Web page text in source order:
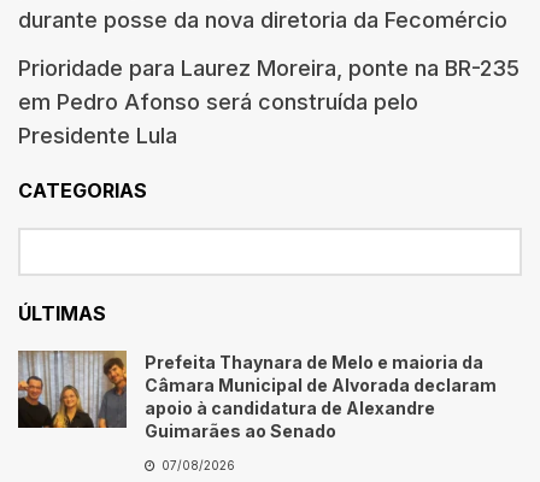
durante posse da nova diretoria da Fecomércio
Prioridade para Laurez Moreira, ponte na BR-235
em Pedro Afonso será construída pelo
Presidente Lula
CATEGORIAS
ÚLTIMAS
Prefeita Thaynara de Melo e maioria da
Câmara Municipal de Alvorada declaram
apoio à candidatura de Alexandre
Guimarães ao Senado
07/08/2026